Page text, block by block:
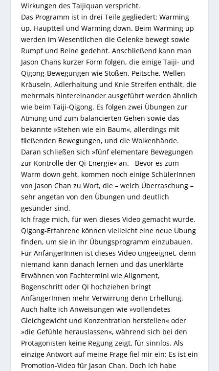
Wirkungen des Taijiquan verspricht.
Das Programm ist in drei Teile gegliedert: Warming
up, Hauptteil und Warming down. Beim Warming up
werden im Wesentlichen die Gelenke bewegt sowie
Rumpf und Beine gedehnt. Anschließend kann man
Jason Chans kurzer Form folgen, die einige Taiji- und
Qigong-Bewegungen wie Stoßen, Peitsche, Wellen
Kräuseln, Adlerhaltung und Knie Streifen enthält, die
mehrmals hintereinander ausgeführt werden ähnlich
wie beim Taiji-Qigong. Es folgen zwei Übungen zur
Atmung und zum balancierten Gehen sowie das
bekannte »Stehen wie ein Baum«, allerdings mit
fließenden Bewegungen, und die Wolkenhände.
Daran schließen sich »fünf elementare Bewegungen
zur Kontrolle der Qi-Energie« an. Bevor es zum
Warm down geht, kommen noch einige SchülerInnen
von Jason Chan zu Wort, die – welch Überraschung –
sehr angetan von den Übungen und deutlich
gesünder sind.
Ich frage mich, für wen dieses Video gemacht wurde.
Qigong-Erfahrene können vielleicht eine neue Übung
finden, um sie in ihr Übungsprogramm einzubauen.
Für AnfängerInnen ist dieses Video ungeeignet, denn
niemand kann danach lernen und das unerklärte
Erwähnen von Fachtermini wie Alignment,
Bogenschritt oder Qi hochziehen bringt
AnfängerInnen mehr Verwirrung denn Erhellung.
Auch halte ich Anweisungen wie »vollendetes
Gleichgewicht und Konzentration herstellen« oder
»die Gefühle herauslassen«, während sich bei den
Protagonisten keine Regung zeigt, für sinnlos. Als
einzige Antwort auf meine Frage fiel mir ein: Es ist ein
Promotion-Video für Jason Chan. Doch ich habe